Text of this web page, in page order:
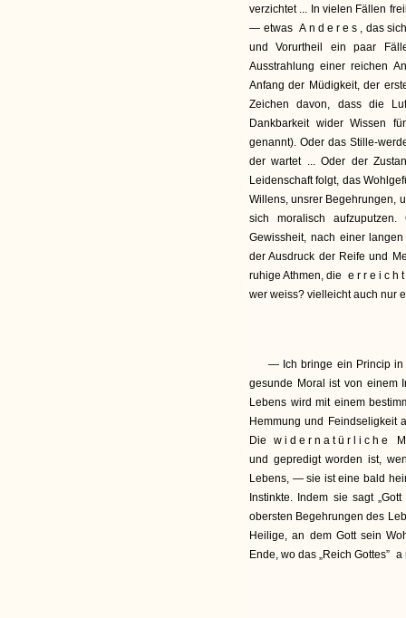
verzichtet ... In vielen Fällen
— etwas Anderes , das
und Vorurtheil ein paar
Ausstrahlung einer reichen
Anfang der Müdigkeit, der
Zeichen davon, dass die
Dankbarkeit wider Wissen
genannt). Oder das Stille-
der wartet ... Oder der
Leidenschaft folgt, das
Willens, unsrer Begehrungen,
sich moralisch
Gewissheit, nach einer
der Ausdruck der Reife und
ruhige Athmen, die
wer weiss? vielleicht auch nur
— Ich bringe ein Princip in
gesunde Moral ist von einem
Lebens wird mit einem
Hemmung und Feindseligkeit
Die
widernatürliche
und gepredigt worden ist,
Lebens, — sie ist eine bald
Instinkte. Indem sie sagt
obersten Begehrungen des
Heilige, an dem Gott sein
Ende, wo das „Reich Gottes”